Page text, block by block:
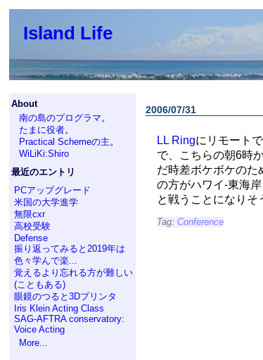
Island Life
About
南の島のプログラマ。
たまに役者。
Practical Schemeの主。
WiLiKi:Shiro
最近のエントリ
PCアップグレード
米国の大学進学
無限cxr
高校受験
Defense
振り返ってみると2019年は
色々学んで楽...
覚えるより忘れる方が難しい
(こともある)
眼鏡のつると3Dプリンタ
Iris Klein Acting Class
SAG-AFTRA conservatory:
Voice Acting
More...
2006/07/31
LL Ringにリモート
で、こちらの朝6時
だ時差ボケボケのた
の方がハワイ-東海
と戦うことになりそ
Tag: Conference